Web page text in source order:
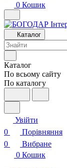
0 Кошик
Каталог
Каталог
По всьому сайту
По каталогу
Увійти
0
Порівняння
0
Вибране
0 Кошик